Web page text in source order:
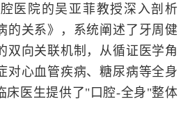
医院的吴亚菲教授深入剖析
的关系》，系统阐述了牙周健
双向关联机制，从循证医学角
对心血管疾病、糖尿病等全身
床医生提供了"口腔-全身"整体